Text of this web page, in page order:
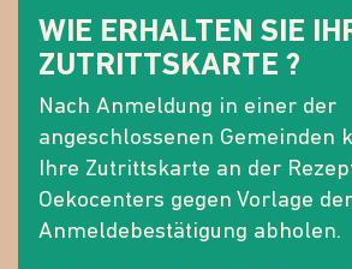
WIE ERHALTEN SIE
ZUTRITTSKARTE ?
Nach Anmeldung in einer der
angeschlossenen Gemeinden
Ihre Zutrittskarte an der
Oekocenters gegen Vorlage der
Anmeldebestätigung abholen.